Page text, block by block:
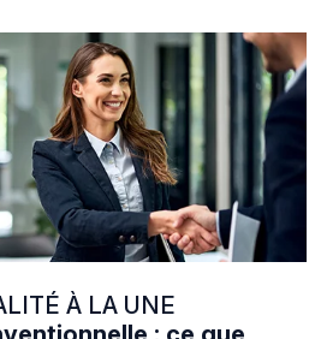
À LA UNE